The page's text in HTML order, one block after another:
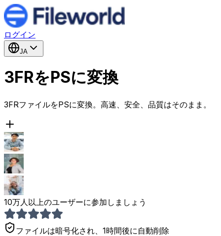
ログイン
JA
3FRをPSに変換
3FRファイルをPSに変換。高速、安全、品質はそのまま。
10万人以上のユーザーに参加しましょう
ファイルは暗号化され、1時間後に自動削除